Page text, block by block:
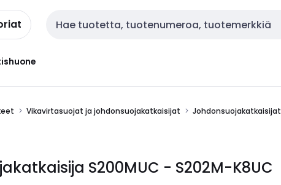
Haku
Vikavirtasuojat ja johdonsuojakatkaisijat Johdonsuojakatkaisijat
S200MUC - S202M-K8UC